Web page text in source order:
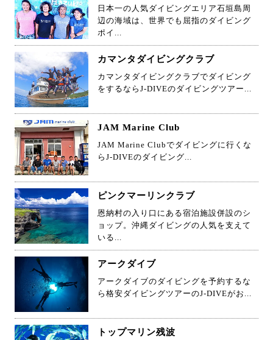
日本一の人気ダイビングエリア石垣島周
辺の海域は、世界でも屈指のダイビング
ポイ...
カマンタダイビングクラブ
カマンタダイビングクラブでダイビング
をするならJ-DIVEのダイビングツアー...
JAM Marine Club
JAM Marine Clubでダイビングに行くな
らJ-DIVEのダイビング...
ピンクマーリンクラブ
恩納村の入り口にある宿泊施設併設のシ
ョップ。沖縄ダイビングの人気を支えて
いる...
アークダイブ
アークダイブのダイビングを予約するな
ら格安ダイビングツアーのJ-DIVEがお...
トップマリン残波